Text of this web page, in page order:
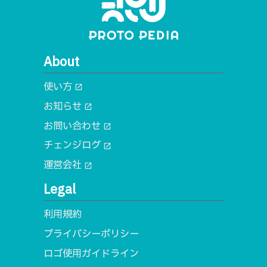
About
使い方 open_in_new
お知らせ open_in_new
お問い合わせ open_in_new
チェンジログ open_in_new
運営会社 open_in_new
Legal
利用規約
プライバシーポリシー
ロゴ使用ガイドライン